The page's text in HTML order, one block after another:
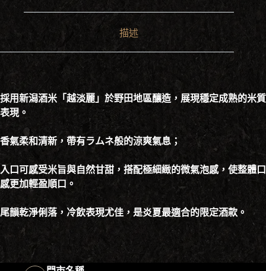
描述
採用新潟酒米「越淡麗」於野田地區釀造，展現穩定成熟的米質
表現。
香氣柔和清新，帶有ラムネ般的涼爽氣息；
入口可感受米旨與自然甘甜，搭配極細緻的微氣泡感，使整體口
感更加輕盈順口。
尾韻乾淨俐落，冷飲表現尤佳，是炎夏最適合的限定酒款。